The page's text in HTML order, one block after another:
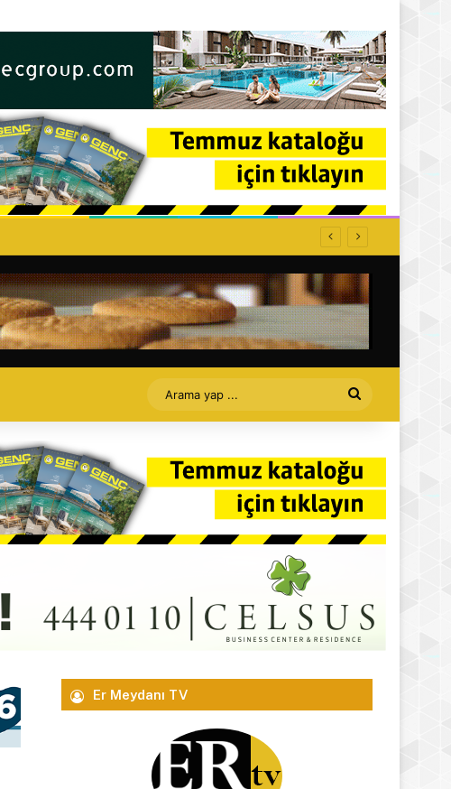
trafiğe kapatılacak
Arama
yap
...
Er Meydanı TV